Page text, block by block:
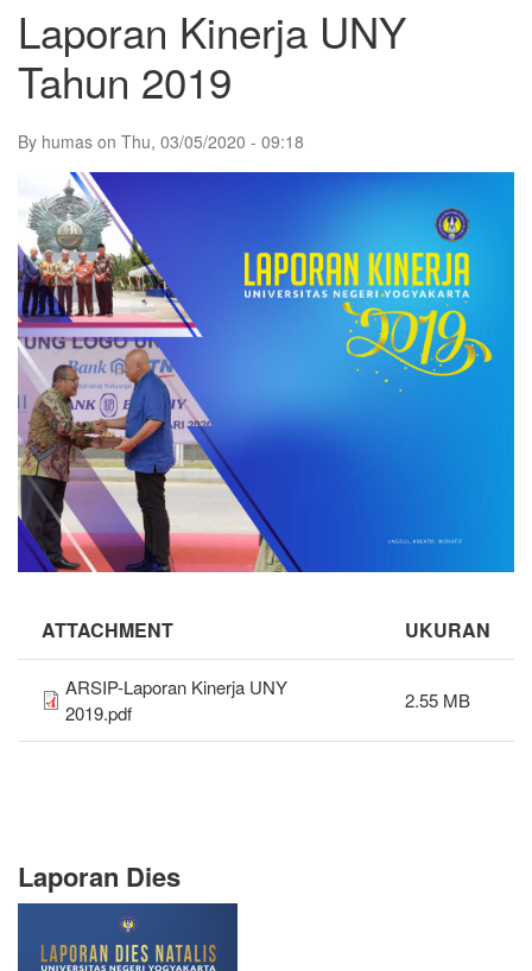
Laporan Kinerja UNY
Tahun 2019
By humas on Thu, 03/05/2020 - 09:18
ATTACHMENT UKURAN
ARSIP-Laporan Kinerja UNY
2019.pdf
2.55 MB
Laporan Dies